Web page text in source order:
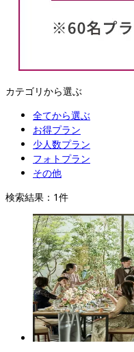
カテゴリから選ぶ
全てから選ぶ
お得プラン
少人数プラン
フォトプラン
その他
検索結果： 1件